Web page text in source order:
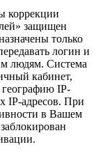
коррекции
защищен
только
логин и
людям. Система
кабинет,
географию IP-
IP-адресов. При
в Вашем